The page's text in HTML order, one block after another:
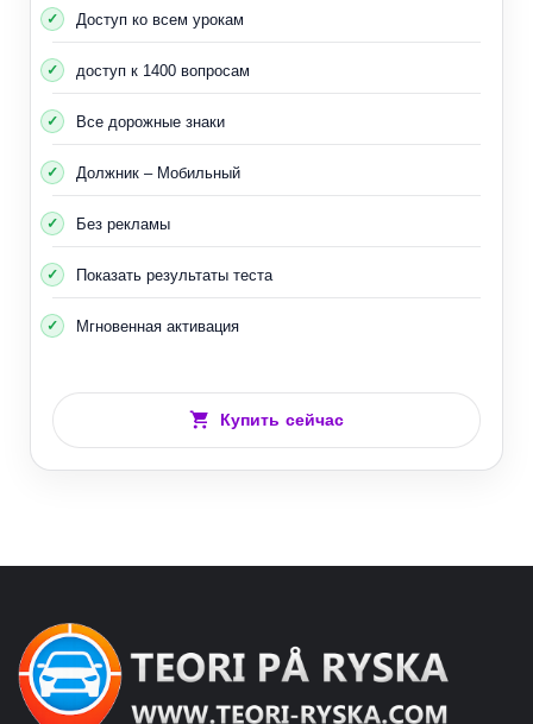
Доступ ко всем урокам
доступ к 1400 вопросам
Все дорожные знаки
Должник – Мобильный
Без рекламы
Показать результаты теста
Мгновенная активация
Купить сейчас